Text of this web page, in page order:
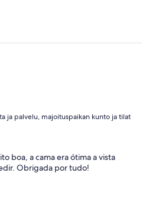
ja palvelu, majoituspaikan kunto ja tilat
boa, a cama era ótima a vista
Obrigada por tudo!